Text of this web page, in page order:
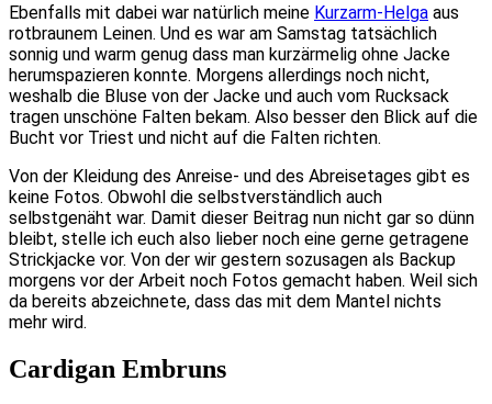
Ebenfalls mit dabei war natürlich meine Kurzarm-Helga aus
rotbraunem Leinen. Und es war am Samstag tatsächlich
sonnig und warm genug dass man kurzärmelig ohne Jacke
herumspazieren konnte. Morgens allerdings noch nicht,
weshalb die Bluse von der Jacke und auch vom Rucksack
tragen unschöne Falten bekam. Also besser den Blick auf die
Bucht vor Triest und nicht auf die Falten richten.
Von der Kleidung des Anreise- und des Abreisetages gibt es
keine Fotos. Obwohl die selbstverständlich auch
selbstgenäht war. Damit dieser Beitrag nun nicht gar so dünn
bleibt, stelle ich euch also lieber noch eine gerne getragene
Strickjacke vor. Von der wir gestern sozusagen als Backup
morgens vor der Arbeit noch Fotos gemacht haben. Weil sich
da bereits abzeichnete, dass das mit dem Mantel nichts
mehr wird.
Cardigan Embruns